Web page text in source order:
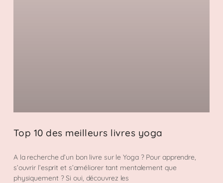
Top 10 des meilleurs livres yoga
A la recherche d’un bon livre sur le Yoga ? Pour apprendre,
s’ouvrir l’esprit et s’améliorer tant mentalement que
physiquement ? Si oui, découvrez les